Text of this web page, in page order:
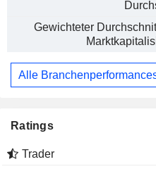
Gewichteter
Alle
Ratings
Trader